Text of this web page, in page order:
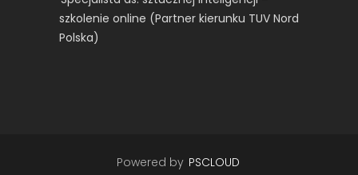
szkolenie online (Partner kierunku TUV Nord
Polska)
Powered by PSCLOUD